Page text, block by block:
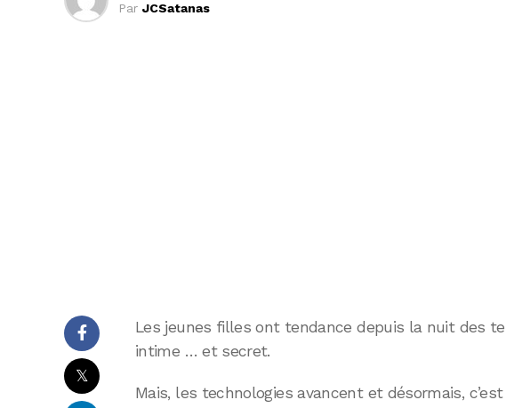
Par JCSatanas
𝕏
Les jeunes filles ont tendance depuis la nuit des
intime … et secret.
Mais, les technologies avancent et désormais,